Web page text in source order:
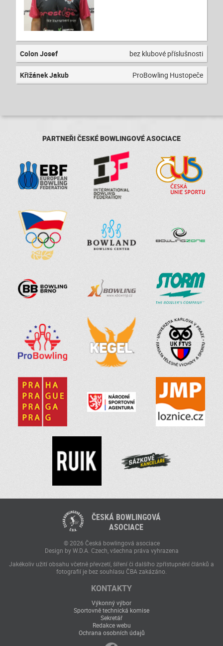
Colon Josef bez klubové příslušnosti
Křižánek Jakub ProBowling Hustopeče
PARTNEŘI ČESKÉ BOWLINGOVÉ ASOCIACE
ČESKÁ BOWLINGOVÁ
ASOCIACE
© 2026 Česká bowlingová asociace
Design by W.D.A. Czech, všechna práva vyhrazena
Jakékoliv užití obsahu včetně převzetí, šíření či dalšího zpřístupnění článků a
fotografií je bez souhlasu ČBA zakázáno.
KONTAKTY
Výkonný výbor
Sportovně technická komise
Sekretář
Redakce webu
Ochrana osobních údajů